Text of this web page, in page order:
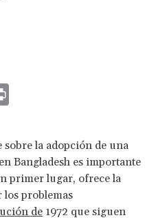
sobre la adopción de una
Bangladesh es importante
primer lugar, ofrece la
problemas
de 1972 que siguen